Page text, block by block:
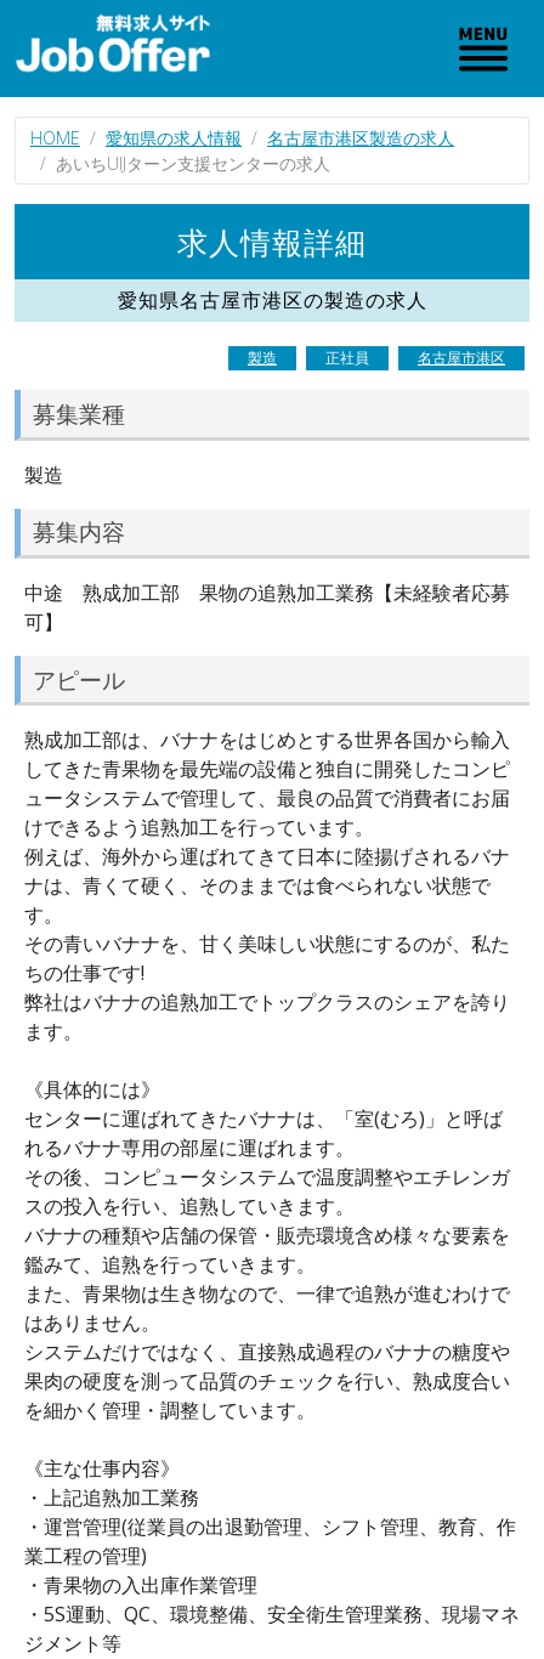
HOME 愛知県の求人情報
名古屋市港区製造の求人
あいちUIJターン支援センターの求人
求人情報詳細
愛知県名古屋市港区の製造の求人
製造 正社員 名古屋市港区
募集業種
製造
募集内容
中途 熟成加工部 果物の追熟加工業務【未経験者応募
可】
アピール
熟成加工部は、バナナをはじめとする世界各国から輸入
してきた青果物を最先端の設備と独自に開発したコンピ
ュータシステムで管理して、最良の品質で消費者にお届
けできるよう追熟加工を行っています。
例えば、海外から運ばれてきて日本に陸揚げされるバナ
ナは、青くて硬く、そのままでは食べられない状態で
す。
その青いバナナを、甘く美味しい状態にするのが、私た
ちの仕事です!
弊社はバナナの追熟加工でトップクラスのシェアを誇り
ます。
《具体的には》
センターに運ばれてきたバナナは、「室(むろ)」と呼ば
れるバナナ専用の部屋に運ばれます。
その後、コンピュータシステムで温度調整やエチレンガ
スの投入を行い、追熟していきます。
バナナの種類や店舗の保管・販売環境含め様々な要素を
鑑みて、追熟を行っていきます。
また、青果物は生き物なので、一律で追熟が進むわけで
はありません。
システムだけではなく、直接熟成過程のバナナの糖度や
果肉の硬度を測って品質のチェックを行い、熟成度合い
を細かく管理・調整しています。
《主な仕事内容》
・上記追熟加工業務
・運営管理(従業員の出退勤管理、シフト管理、教育、作
業工程の管理)
・青果物の入出庫作業管理
・5S運動、QC、環境整備、安全衛生管理業務、現場マネ
ジメント等